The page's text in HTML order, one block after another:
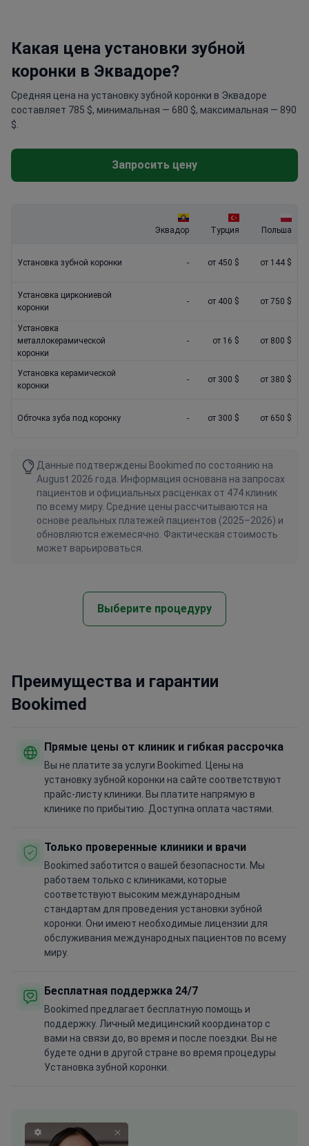
Какая цена установки зубной
коронки в Эквадоре?
Средняя цена на установку зубной коронки в Эквадоре
составляет 785 $, минимальная — 680 $, максимальная — 890
$.
Запросить цену
Эквадор Турция Польша
Установка зубной коронки - от 450 $ от 144 $
Установка циркониевой
коронки
- от 400 $ от 750 $
Установка
металлокерамической
коронки
- от 16 $ от 800 $
Установка керамической
коронки
- от 300 $ от 380 $
Обточка зуба под коронку - от 300 $ от 650 $
Данные подтверждены Bookimed по состоянию на
August 2026 года. Информация основана на запросах
пациентов и официальных расценках от 474 клиник
по всему миру. Средние цены рассчитываются на
основе реальных платежей пациентов (2025–2026) и
обновляются ежемесячно. Фактическая стоимость
может варьироваться.
Выберите процедуру
Преимущества и гарантии
Bookimed
Прямые цены от клиник и гибкая рассрочка
Вы не платите за услуги Bookimed. Цены на
установку зубной коронки на сайте соответствуют
прайс-листу клиники. Вы платите напрямую в
клинике по прибытию. Доступна оплата частями.
Только проверенные клиники и врачи
Bookimed заботится о вашей безопасности. Мы
работаем только с клиниками, которые
соответствуют высоким международным
стандартам для проведения установки зубной
коронки. Они имеют необходимые лицензии для
обслуживания международных пациентов по всему
миру.
Бесплатная поддержка 24/7
Bookimed предлагает бесплатную помощь и
поддержку. Личный медицинский координатор с
вами на связи до, во время и после поездки. Вы не
будете одни в другой стране во время процедуры
Установка зубной коронки.